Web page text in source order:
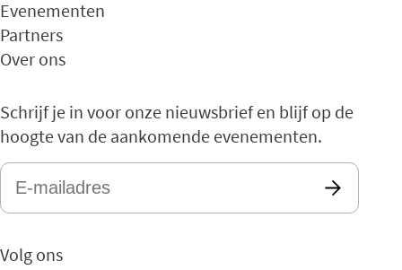
Evenementen
Partners
Over ons
Schrijf je in voor onze nieuwsbrief en blijf op de
hoogte van de aankomende evenementen.
E-
mailadres*
Volg ons